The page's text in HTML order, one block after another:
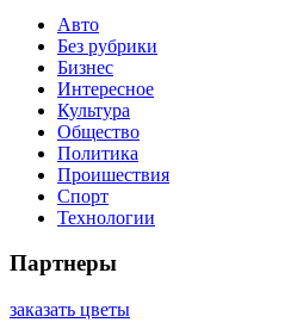
Авто
Без рубрики
Бизнес
Интересное
Культура
Общество
Политика
Проишествия
Спорт
Технологии
Партнеры
заказать цветы